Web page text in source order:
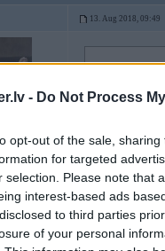
- Do Not Process
opt-out of the sale,
for targeted
selection. Please note that
interest-based ads
to third parties
of your personal
13. Aug 2018, 09:49
13 Aug 2018,
Mūsu sabiedrība